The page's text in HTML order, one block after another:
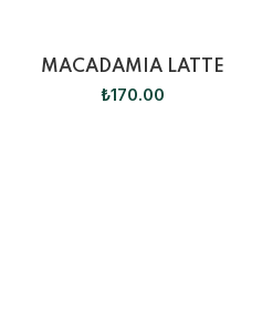
MACADAMIA LATTE
₺170.00